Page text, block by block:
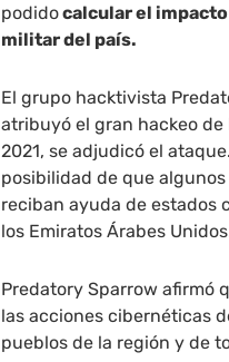
podidocalcular el
militar del país.
El grupo hacktivista
atribuyó el gran hackeo
2021, se adjudicó el
posibilidad de que
reciban ayuda de estados
los Emiratos Árabes
Predatory Sparrow afirmó
las acciones cibernéticas
pueblos de la región y de